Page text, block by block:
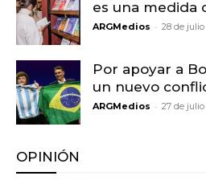
es una medida
ARGMedios - 28 de julio
Por apoyar a
un nuevo
ARGMedios - 27 de julio
OPINIÓN